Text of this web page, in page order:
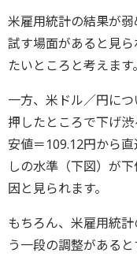
米雇用統計の結果が
試す場面があると見
たいところと考えます。
一方、米ドル／円に
押したところで下げ
安値＝109.12円から
しの水準（下図）が
因と見られます。
もちろん、米雇用統
う一段の調整がある